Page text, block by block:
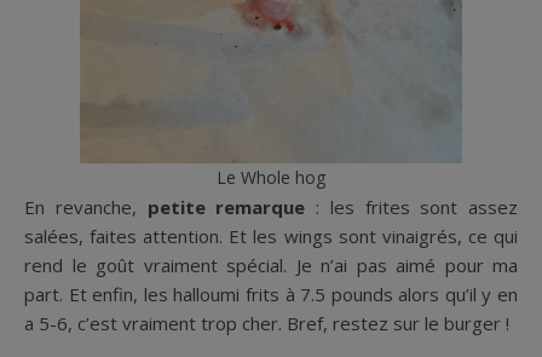
Le Whole hog
En revanche, petite remarque : les frites sont assez
salées, faites attention. Et les wings sont vinaigrés, ce qui
rend le goût vraiment spécial. Je n’ai pas aimé pour ma
part. Et enfin, les halloumi frits à 7.5 pounds alors qu’il y en
a 5-6, c’est vraiment trop cher. Bref, restez sur le burger !